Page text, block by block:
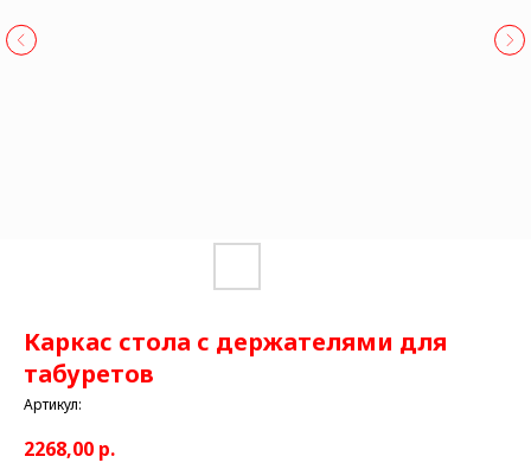
Каркас стола с держателями для
табуретов
Артикул:
2268,00 р.